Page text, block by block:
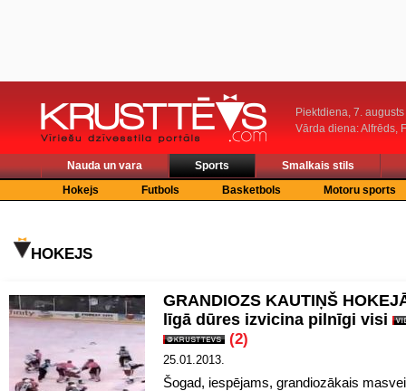
Piektdiena, 7. augusts
Vārda diena: Alfrēds,
Nauda un vara Sports
Smalkais stils
Hokejs
Futbols Basketbols Motoru sports
HOKEJS
GRANDIOZS KAUTIŅŠ
līgā dūres izvicina pilnīgi visi
(2)
25.01.2013.
Šogad, iespējams, grandiozākais